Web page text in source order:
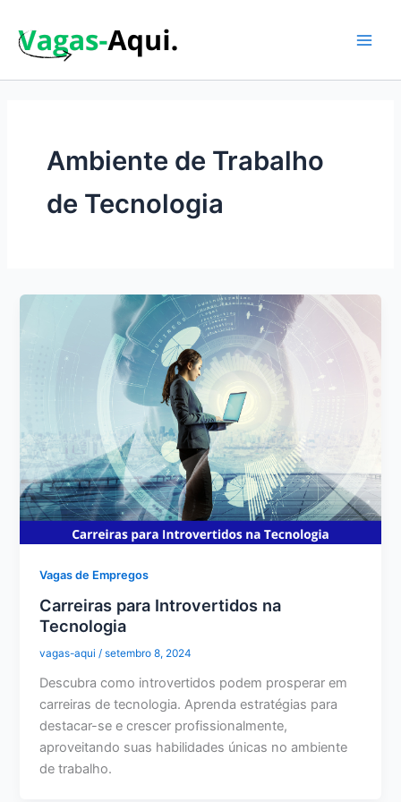
para
Ambiente de Trabalho
de Tecnologia
Vagas de Empregos
Carreiras para Introvertidos na
Tecnologia
vagas-aqui/setembro 8, 2024
Descubra como introvertidos podem prosperar em
carreiras de tecnologia. Aprenda estratégias para
destacar-se e crescer profissionalmente,
aproveitando suas habilidades únicas no ambiente
de trabalho.